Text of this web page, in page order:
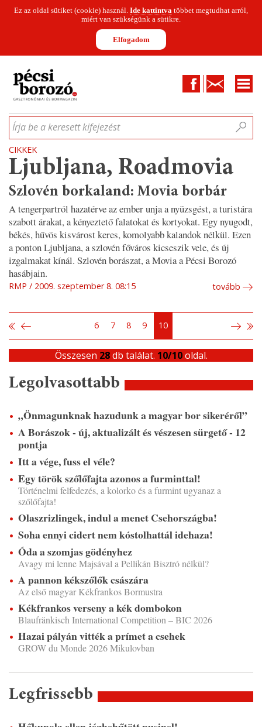
Ez az oldal sütiket (cookie) használ. Ide kattintva többet megtudhat arról,
miért van szükségünk a sütikre.
Elfogadom
FacebookKapcsolat
CIKKEKHÍREKINFOGRAFIKÁKMUNKATÁRSAKWINESOFA
Írja be a keresett kifejezést
CIKKEK
Ljubljana, Roadmovia
Szlovén borkaland: Movia borbár
A tengerpartról hazatérve az ember unja a nyüzsgést, a turistára
szabott árakat, a kényeztető falatokat és kortyokat. Egy nyugodt,
békés, hűvös kisvárost keres, komolyabb kalandok nélkül. Ezen
a ponton Ljubljana, a szlovén főváros kicseszik vele, és új
izgalmakat kínál. Szlovén borászat, a Movia a Pécsi Borozó
hasábjain.
RMP 2009. szeptember 8. 08:15 tovább
6 7 8 9 10
Összesen 28db találat. 10/10oldal.
Legolvasottabb
„Önmagunknak hazudunk a magyar bor sikeréről”
A Borászok - új, aktualizált és vészesen sürgető - 12
pontja
Itt a vége, fuss el véle?
Egy török szőlőfajta azonos a furminttal!
Történelmi felfedezés, a kolorko és a furmint ugyanaz a
szőlőfajta!
Olaszrizlingek, indul a menet Csehországba!
Soha ennyi cidert nem kóstolhattál idehaza!
Óda a szomjas gödényhez
Avagy mi lenne Majsával a Pellikán Bisztró nélkül?
A pannon kékszőlők császára
Az első magyar Kékfrankos Bormustra
Kékfrankos verseny a kék dombokon
Blaufränkisch International Competition – BIC 2026
Hazai pályán vitték a prímet a csehek
GROW du Monde 2026 Mikulovban
Legfrissebb